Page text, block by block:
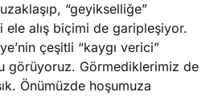
“geyikselliğe”
ele alış biçimi de garipleşiyor.
çeşitli “kaygı verici”
görüyoruz. Görmediklerimiz de
Önümüzde hoşumuza